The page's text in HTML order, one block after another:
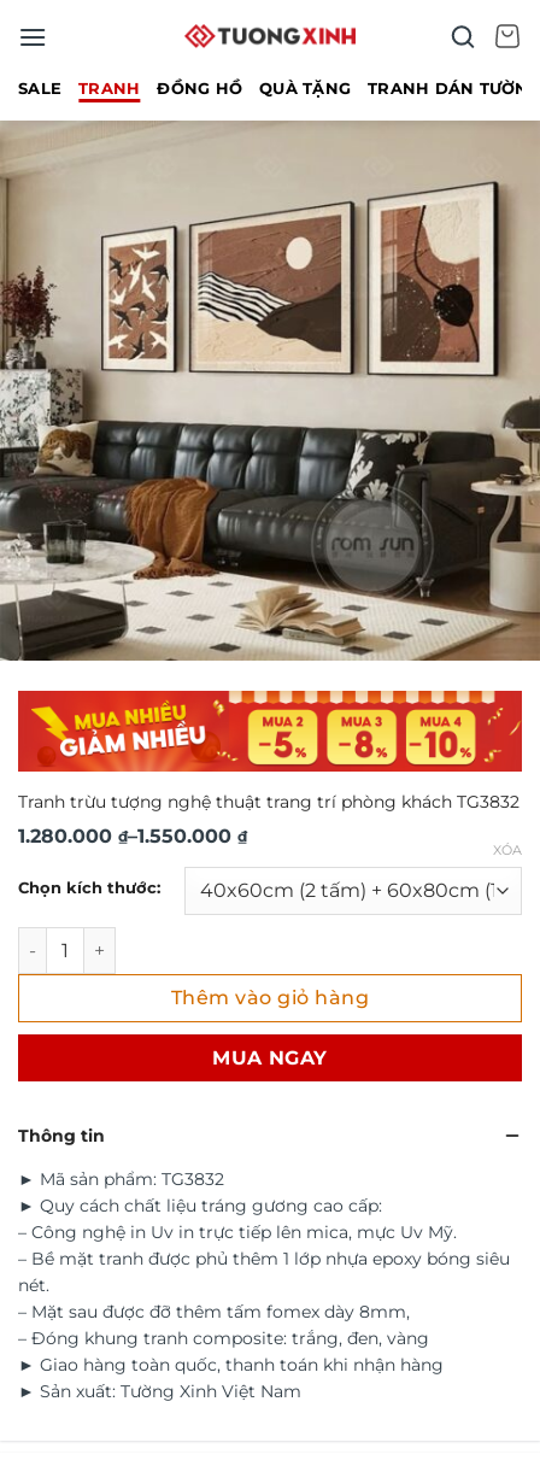
qua
SALE TRANH ĐỒNG HỒ QUÀ TẶNG TRANH DÁN
Tranh trừu tượng nghệ thuật trang trí phòng khách TG3832
1.280.000 ₫–1.550.000 ₫
Khoảng
1.280.000 ₫
đến
1.550.000 ₫
Chọn kích thước:
XÓA
Tranh trừu tượng nghệ thuật trang trí phòng khách
Thêm vào giỏ hàng
MUA NGAY
Thông tin
► Mã sản phẩm: TG3832
► Quy cách chất liệu tráng gương cao cấp:
– Công nghệ in Uv in trực tiếp lên mica, mực Uv Mỹ.
– Bề mặt tranh được phủ thêm 1 lớp nhựa epoxy bóng siêu
nét.
– Mặt sau được đỡ thêm tấm fomex dày 8mm,
– Đóng khung tranh composite: trắng, đen, vàng
► Giao hàng toàn quốc, thanh toán khi nhận hàng
► Sản xuất: Tường Xinh Việt Nam